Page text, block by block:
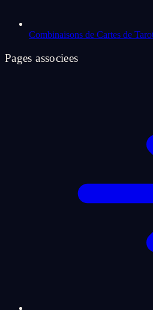
Combinaisons de Cartes de
Pages associees